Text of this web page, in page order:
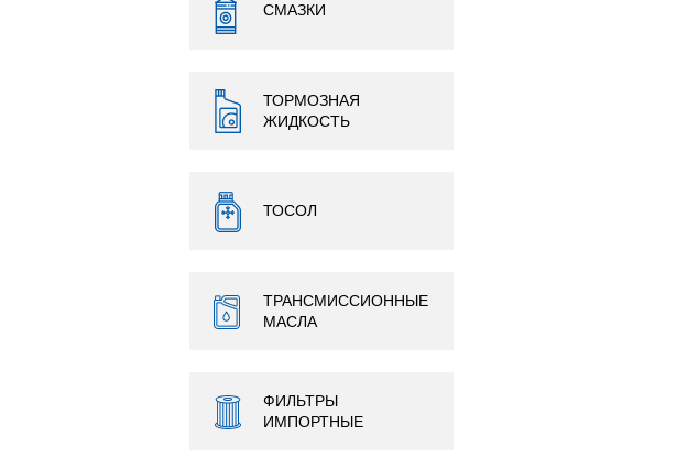
СМАЗКИ
ТОРМОЗНАЯ
ЖИДКОСТЬ
ТОСОЛ
ТРАНСМИССИОННЫЕ
МАСЛА
ФИЛЬТРЫ
ИМПОРТНЫЕ